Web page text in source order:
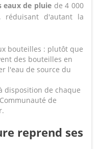
eaux de pluiede 4 000
réduisant d'autant la
bouteilles : plutôt que
des bouteilles en
l'eau de source du
disposition de chaque
de
reprend ses